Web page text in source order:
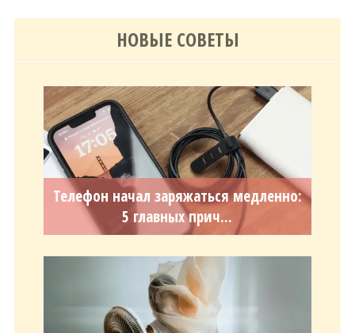
НОВЫЕ СОВЕТЫ
Телефон начал заряжаться медленно:
5 главных прич...